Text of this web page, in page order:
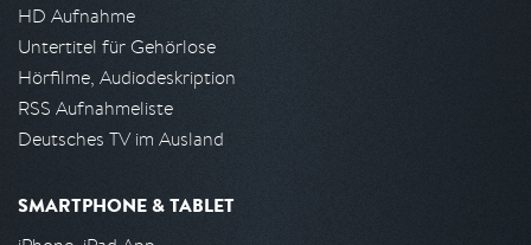
HD Aufnahme
Untertitel für Gehörlose
Hörfilme, Audiodeskription
RSS Aufnahmeliste
Deutsches TV im Ausland
SMARTPHONE & TABLET